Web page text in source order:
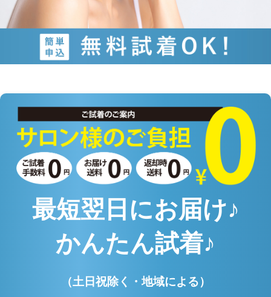
最短翌日にお届け♪
かんたん試着♪
（土日祝除く・地域による）